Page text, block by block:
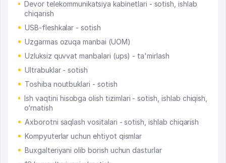
Devor telekommunikatsiya kabinetlari - sotish, ishlab
chiqarish
USB-fleshkalar - sotish
Uzgarmas ozuqa manbai (UOM)
Uzluksiz quvvat manbalari (ups) - ta'mirlash
Ultrabuklar - sotish
Toshiba noutbuklari - sotish
Ish vaqtini hisobga olish tizimlari - sotish, ishlab chiqish,
o‘rnatish
Axborotni saqlash vositalari - sotish, ishlab chiqarish
Kompyuterlar uchun ehtiyot qismlar
Buxgalteriyani olib borish uchun dasturlar